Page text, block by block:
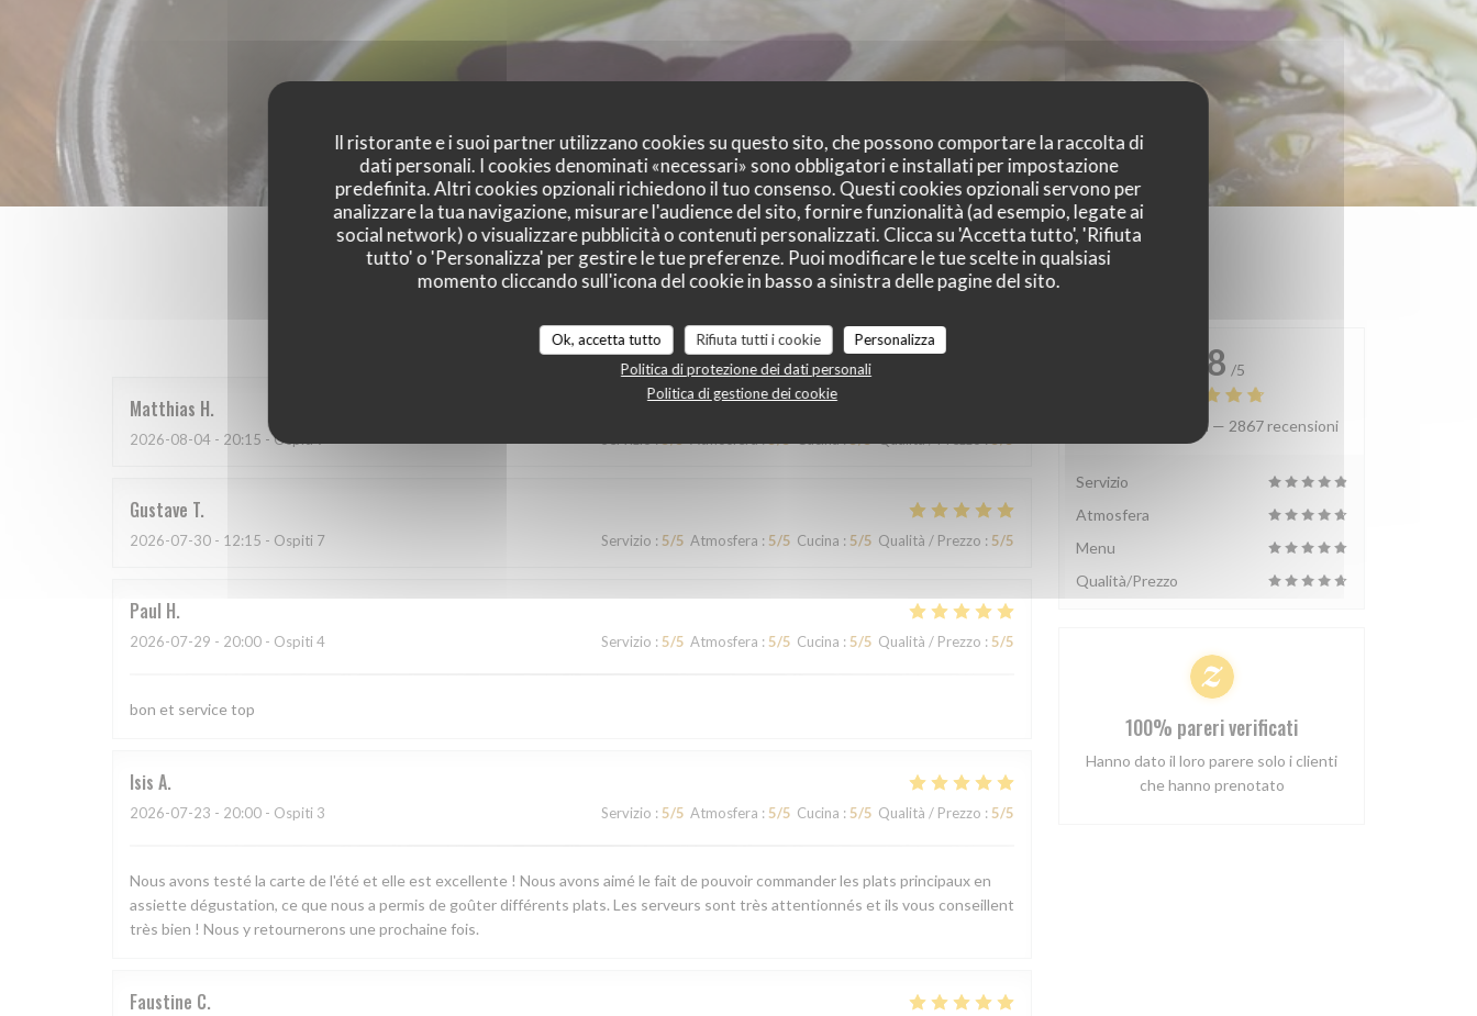
Il ristorante e i suoi partner utilizzano cookies su questo sito, che possono comportare la raccolta di
dati personali. I cookies denominati «necessari» sono obbligatori e installati per impostazione
predefinita. Altri cookies opzionali richiedono il tuo consenso. Questi cookies opzionali servono per
analizzare la tua navigazione, misurare l'audience del sito, fornire funzionalità (ad esempio, legate ai
social network) o visualizzare pubblicità o contenuti personalizzati. Clicca su 'Accetta tutto', 'Rifiuta
tutto' o 'Personalizza' per gestire le tue preferenze. Puoi modificare le tue scelte in qualsiasi
momento cliccando sull'icona del cookie in basso a sinistra delle pagine del sito.
Ok, accetta tutto Rifiuta tutti i cookie
Personalizza
Politica di protezione dei dati personali
Politica di gestione dei cookie
I pareri dei nostri clienti
Matthias H
2026-08-04 - 20:15 - Ospiti 9
Gustave T
2026-07-30 - 12:15 - Ospiti 7 Servizio : 5/5 Atmosfera : 5/5 Cucina : 5/5 Qualità / Prezzo : 5/5
Paul H
2026-07-29 - 20:00 - Ospiti 4 Servizio : 5/5 Atmosfera : 5/5 Cucina : 5/5 Qualità / Prezzo : 5/5
bon et service top
Isis A
2026-07-23 - 20:00 - Ospiti 3 Servizio : 5/5 Atmosfera : 5/5 Cucina : 5/5 Qualità / Prezzo : 5/5
Nous avons testé la carte de l'été et elle est excellente ! Nous avons aimé le fait de pouvoir commander les plats principaux en
assiette dégustation, ce que nous a permis de goûter différents plats. Les serveurs sont très attentionnés et ils vous conseillent
très bien ! Nous y retournerons une prochaine fois.
Faustine C
4.8 /5
Valutazione media — 2867 recensioni
Servizio
Atmosfera
Menu
Qualità/Prezzo
100% pareri verificati
Hanno dato il loro parere solo i clienti
che hanno prenotato